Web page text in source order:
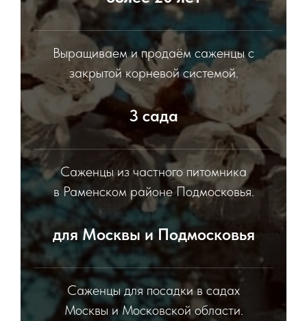
Выращиваем и продаём саженцы с
закрытой корневой системой.
3 сада
Саженцы из частного питомника
в Раменском районе Подмосковья.
для Москвы и Подмосковья
Саженцы для посадки в садах
Москвы и Московской области.